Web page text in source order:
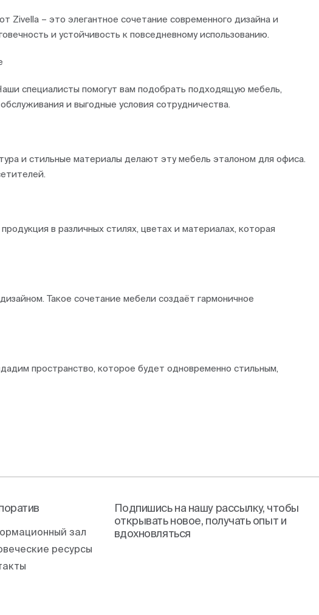
– это элегантное сочетание современного дизайна и
и устойчивость к повседневному использованию.
специалисты помогут вам подобрать подходящую мебель,
и выгодные условия сотрудничества.
и стильные материалы делают эту мебель эталоном для офиса.
в различных стилях, цветах и материалах, которая
Такое сочетание мебели создаёт гармоничное
пространство, которое будет одновременно стильным,
зал
ресурсы
Подпишись на нашу рассылку, чтобы
открывать новое, получать опыт и
вдохновляться